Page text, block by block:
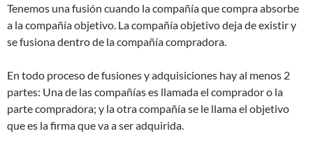
Tenemos una fusión cuando la compañía que compra absorbe
a la compañía objetivo. La compañía objetivo deja de existir y
se fusiona dentro de la compañía compradora.
En todo proceso de fusiones y adquisiciones hay al menos 2
partes: Una de las compañías es llamada el comprador o la
parte compradora; y la otra compañía se le llama el objetivo
que es la firma que va a ser adquirida.